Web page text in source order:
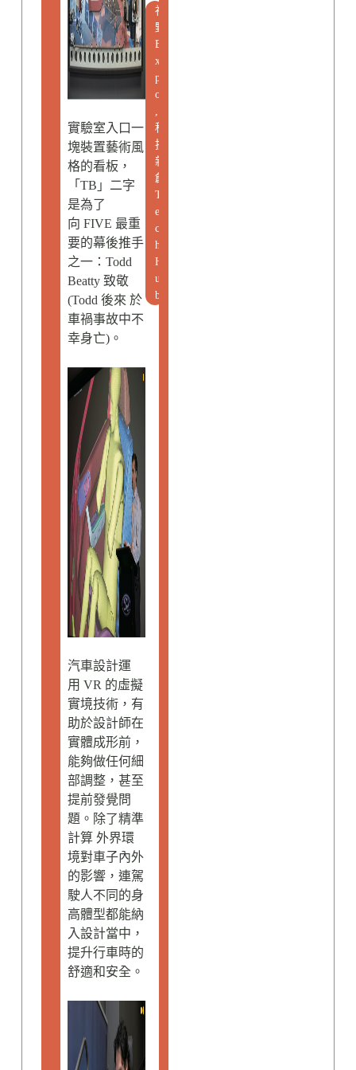
實驗室入口一
塊裝置藝術風
格的看板，
「TB」二字
是為了
向 FIVE 最重
要的幕後推手
之一：Todd
Beatty 致敬
(Todd 後來 於
車禍事故中不
幸身亡)。
汽車設計運
用 VR 的虛擬
實境技術，有
助於設計師在
實體成形前，
能夠做任何細
部調整，甚至
提前發覺問
題。除了精準
計算 外界環
境對車子內外
的影響，連駕
駛人不同的身
高體型都能納
入設計當中，
提升行車時的
舒適和安全。
視
野
E
x
p
o
,
科
技
新
創
T
e
c
h
H
u
b